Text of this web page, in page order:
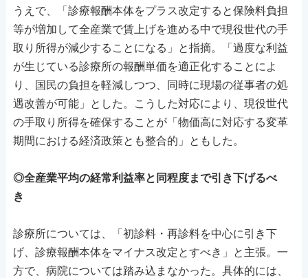
うえで、「診療報酬本体をプラス改定すると保険料負担
等が増加して全産業で賃上げを進める中で現役世代の手
取り所得が減少することになる」と指摘。「過度な利益
が生じている診療所の報酬単価を適正化することによ
り、国民の負担を軽減しつつ、同時に現場の従事者の処
遇改善が可能」とした。こうした対応により、現役世代
の手取り所得を確保することが「物価高に対応する変革
期間における経済政策とも整合的」ともした。
◎全産業平均の経常利益率と同程度まで引き下げるべ
き
診療所については、「初診料・再診料を中心に引き下
げ、診療報酬本体をマイナス改定とすべき」と主張。一
方で、病院については踏み込まなかった。具体的には、